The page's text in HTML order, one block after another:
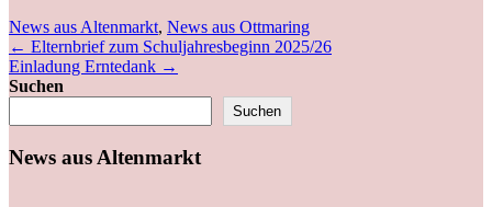
News aus Altenmarkt, News aus Ottmaring
← Elternbrief zum Schuljahresbeginn 2025/26
Einladung Erntedank →
Suchen
Suchen
News aus Altenmarkt